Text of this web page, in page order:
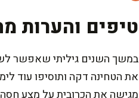
טיפים והערות
במשך השנים גיליתי שאפשר
את הטחינה דקה ותוסיפו עוד